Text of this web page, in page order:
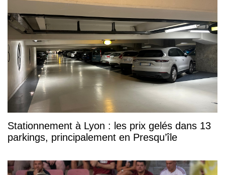
Stationnement à Lyon : les prix gelés dans 13
parkings, principalement en Presqu’île